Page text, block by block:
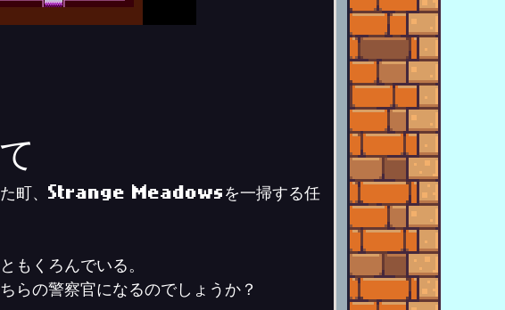
した町、Strange Meadowsを一掃する任
もくろんでいる。
らの警察官になるのでしょうか？